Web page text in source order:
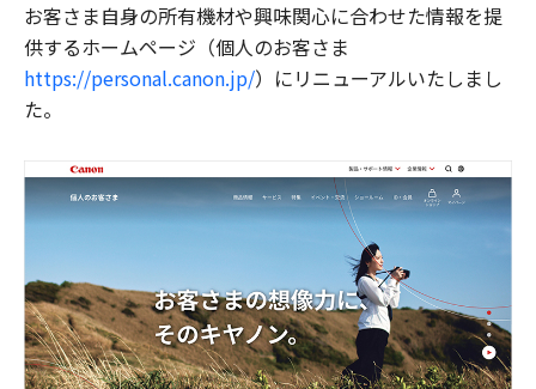
お客さま自身の所有機材や興味関心に合わせた情報を提
供するホームページ（個人のお客さま
https://personal.canon.jp/）にリニューアルいたしまし
た。